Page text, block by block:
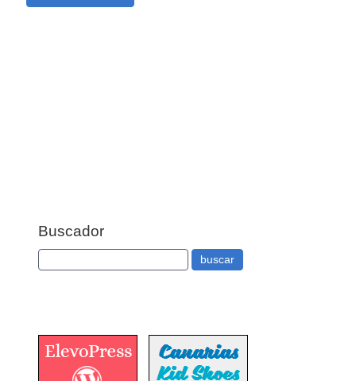
Buscador